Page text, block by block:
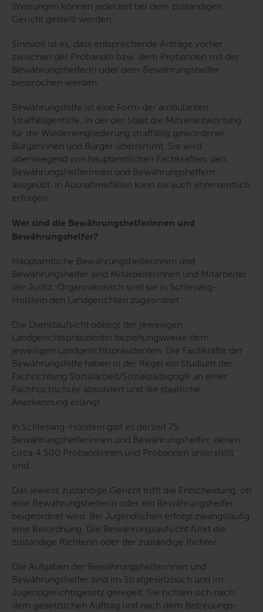
Weisungen können jederzeit bei dem zuständigen
Gericht gestellt werden.
Sinnvoll ist es, dass entsprechende Anträge vorher
zwischen der Probandin bzw. dem Probanden mit der
Bewährungshelferin oder dem Bewährungshelfer
besprochen werden.
Bewährungshilfe ist eine Form der ambulanten
Straffälligenhilfe, in der der Staat die Mitverantwortung
für die Wiedereingliederung straffällig gewordener
Bürgerinnen und Bürger übernimmt. Sie wird
überwiegend von hauptamtlichen Fachkräften, den
Bewährungshelferinnen und Bewährungshelfern
ausgeübt. In Ausnahmefällen kann sie auch ehrenamtlich
erfolgen.
Wer sind die Bewährungshelferinnen und
Bewährungshelfer?
Hauptamtliche Bewährungshelferinnen und
Bewährungshelfer sind Mitarbeiterinnen und Mitarbeiter
der Justiz. Organisatorisch sind sie in Schleswig-
Holstein den Landgerichten zugeordnet.
Die Dienstaufsicht obliegt der jeweiligen
Landgerichtspräsidentin beziehungsweise dem
jeweiligen Landgerichtspräsidenten. Die Fachkräfte der
Bewährungshilfe haben in der Regel ein Studium der
Fachrichtung Sozialarbeit/Sozialpädagogik an einer
Fachhochschule absolviert und die staatliche
Anerkennung erlangt.
In Schleswig-Holstein gibt es derzeit 75
Bewährungshelferinnen und Bewährungshelfer, denen
circa 4.500 Probandinnen und Probanden unterstellt
sind.
Das jeweils zuständige Gericht trifft die Entscheidung, ob
eine Bewährungshelferin oder ein Bewährungshelfer
beigeordnet wird. Bei Jugendlichen erfolgt zwangsläufig
eine Beiordnung. Die Bewährungsaufsicht führt die
zuständige Richterin oder der zuständige Richter.
Die Aufgaben der Bewährungshelferinnen und
Bewährungshelfer sind im Strafgesetzbuch und im
Jugendgerichtsgesetz geregelt. Sie richten sich nach
dem gesetzlichen Auftrag und nach dem Betreuungs-